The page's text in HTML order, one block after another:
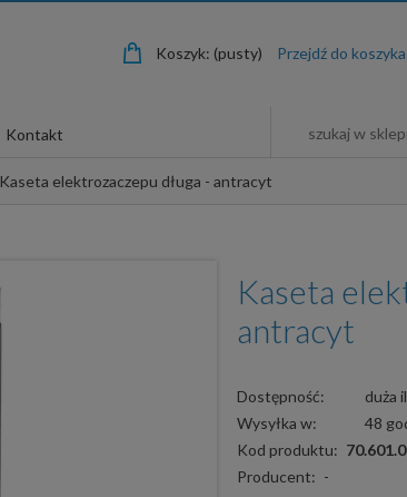
Koszyk: (pusty)
Kontakt
Kaseta elektrozaczepu długa - antracyt
Kaseta
antracyt
Dostępność:
duża
Wysyłka w:
48
Kod produktu:
Producent: -